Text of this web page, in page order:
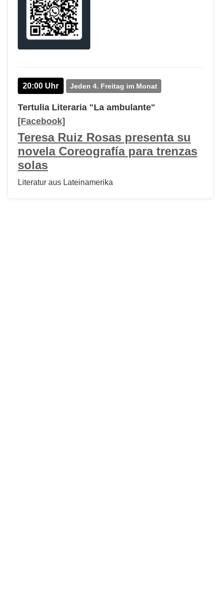
20:00 Uhr Jeden 4. Freitag im Monat
Tertulia Literaria "La ambulante"
[Facebook]
Teresa Ruiz Rosas presenta su
novela Coreografía para trenzas
solas
Literatur aus Lateinamerika